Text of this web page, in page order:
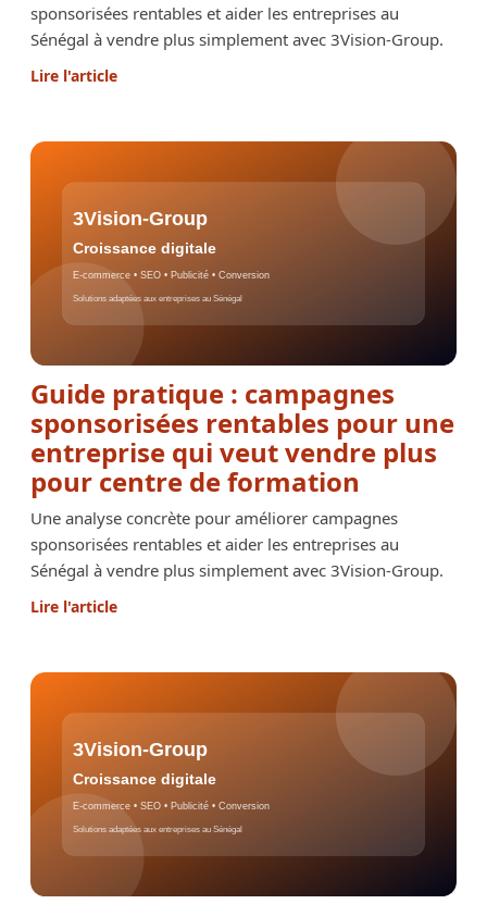
sponsorisées rentables et aider les entreprises au
Sénégal à vendre plus simplement avec 3Vision-Group.
Lire l'article
Guide pratique : campagnes
sponsorisées rentables pour une
entreprise qui veut vendre plus
pour centre de formation
Une analyse concrète pour améliorer campagnes
sponsorisées rentables et aider les entreprises au
Sénégal à vendre plus simplement avec 3Vision-Group.
Lire l'article